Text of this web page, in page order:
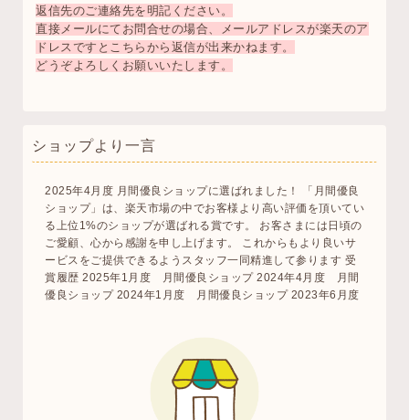
返信先のご連絡先を明記ください。
直接メールにてお問合せの場合、メールアドレスが楽天のア
ドレスですとこちらから返信が出来かねます。
どうぞよろしくお願いいたします。
ショップより一言
2025年4月度 月間優良ショップに選ばれました！ 「月間優良
ショップ」は、楽天市場の中でお客様より高い評価を頂いてい
る上位1%のショップが選ばれる賞です。 お客さまには日頃の
ご愛顧、心から感謝を申し上げます。 これからもより良いサ
ービスをご提供できるようスタッフ一同精進して参ります 受
賞履歴 2025年1月度 月間優良ショップ 2024年4月度 月間
優良ショップ 2024年1月度 月間優良ショップ 2023年6月度